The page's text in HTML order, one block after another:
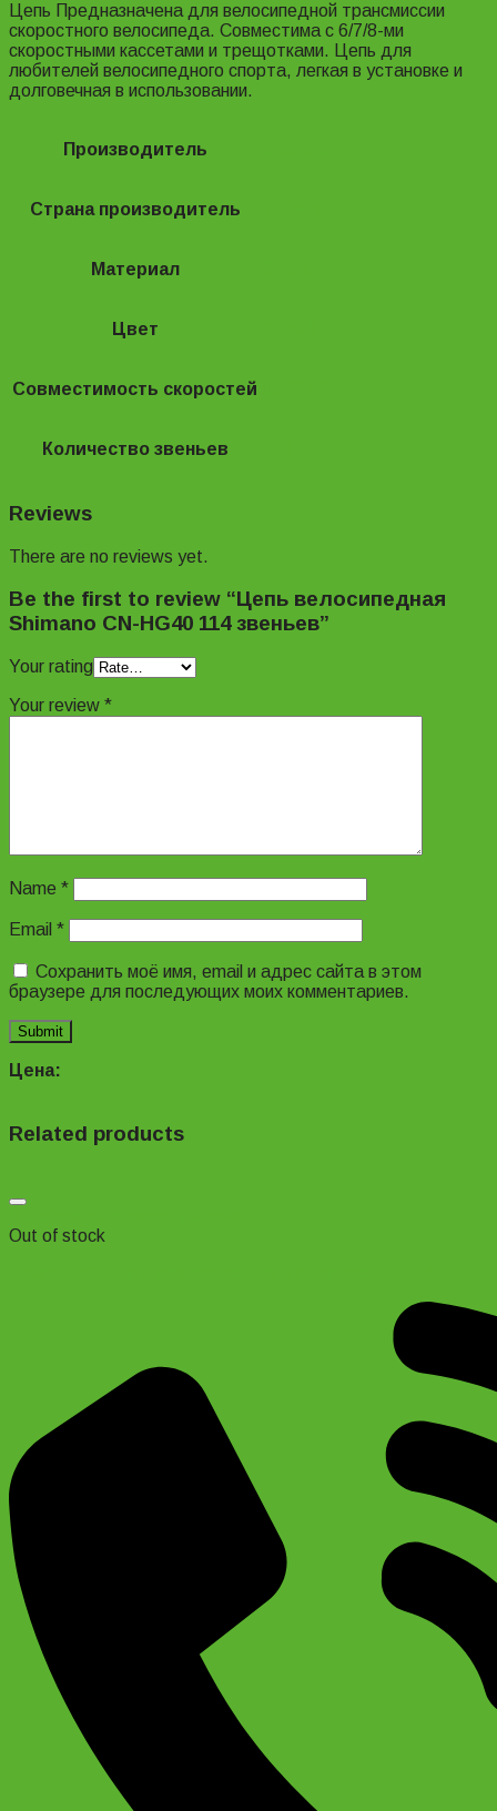
Цепь Предназначена для велосипедной трансмиссии
скоростного велосипеда. Совместима с 6/7/8-ми
скоростными кассетами и трещотками. Цепь для
любителей велосипедного спорта, легкая в установке и
долговечная в использовании.
Производитель
Страна производитель
Материал
Цвет
Совместимость скоростей
Количество звеньев
Reviews
There are no reviews yet.
Be the first to review “Цепь велосипедная
Shimano CN-HG40 114 звеньев”
Your rating
Your review *
Name *
Email *
Сохранить моё имя, email и адрес сайта в этом
браузере для последующих моих комментариев.
Цена:
Related products
Out of stock